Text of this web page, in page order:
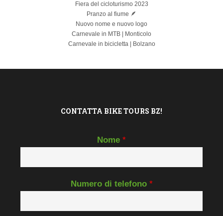
Fiera del cicloturismo 2023
Pranzo al fiume 🪶
Nuovo nome e nuovo logo
Carnevale in MTB | Monticolo
Carnevale in bicicletta | Bolzano
CONTATTA BIKE TOURS BZ!
Nome *
Numero di telefono *